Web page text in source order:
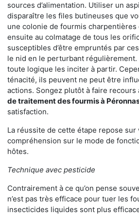
sources d’alimentation. Utiliser un
disparaître les files butineuses que
une colonie de fourmis charpentières
ensuite au colmatage de tous les
susceptibles d’être empruntés par
le nid en le perturbant régulièrement.
toute logique les inciter à partir.
ténacité, ils peuvent ne peut être
actions. Songez plutôt à faire recours
de traitement des fourmis à
satisfaction.
La réussite de cette étape repose sur
compréhension sur le mode de
hôtes.
Technique avec pesticide
Contrairement à ce qu’on pense
n’est pas très efficace pour tuer les
insecticides liquides sont plus